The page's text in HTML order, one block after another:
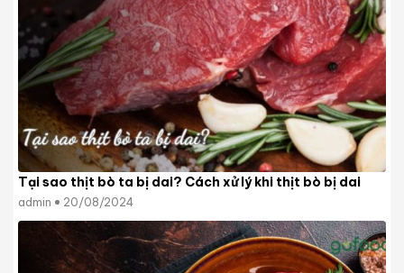
Tại sao thịt bò ta bị dai? Cách xử lý khi thịt bò bị dai
admin 20/08/2024